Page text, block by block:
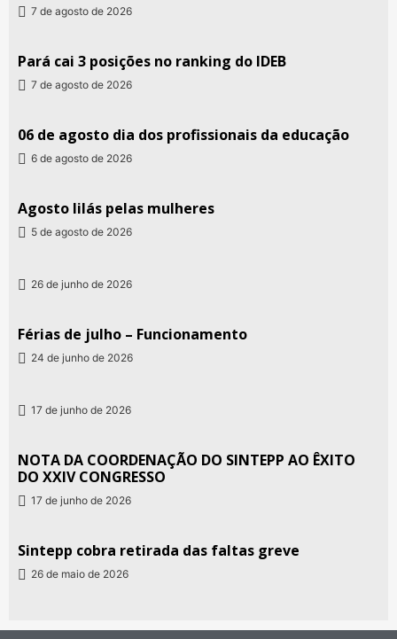
7 de agosto de 2026
Pará cai 3 posições no ranking do IDEB
7 de agosto de 2026
06 de agosto dia dos profissionais da educação
6 de agosto de 2026
Agosto lilás pelas mulheres
5 de agosto de 2026
26 de junho de 2026
Férias de julho – Funcionamento
24 de junho de 2026
17 de junho de 2026
NOTA DA COORDENAÇÃO DO SINTEPP AO ÊXITO
DO XXIV CONGRESSO
17 de junho de 2026
Sintepp cobra retirada das faltas greve
26 de maio de 2026